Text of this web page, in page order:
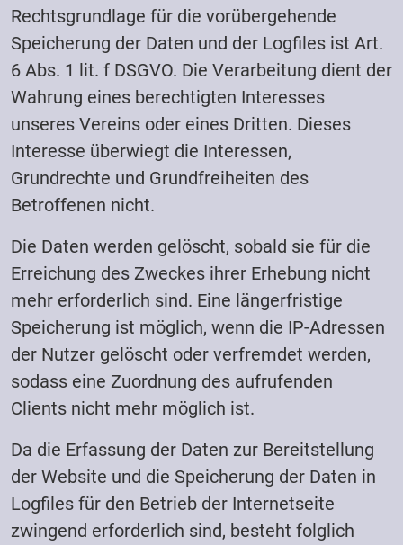
Rechtsgrundlage für die vorübergehende
Speicherung der Daten und der Logfiles ist Art.
6 Abs. 1 lit. f DSGVO. Die Verarbeitung dient der
Wahrung eines berechtigten Interesses
unseres Vereins oder eines Dritten. Dieses
Interesse überwiegt die Interessen,
Grundrechte und Grundfreiheiten des
Betroffenen nicht.
Die Daten werden gelöscht, sobald sie für die
Erreichung des Zweckes ihrer Erhebung nicht
mehr erforderlich sind. Eine längerfristige
Speicherung ist möglich, wenn die IP-Adressen
der Nutzer gelöscht oder verfremdet werden,
sodass eine Zuordnung des aufrufenden
Clients nicht mehr möglich ist.
Da die Erfassung der Daten zur Bereitstellung
der Website und die Speicherung der Daten in
Logfiles für den Betrieb der Internetseite
zwingend erforderlich sind, besteht folglich